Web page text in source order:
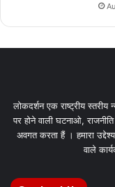
लोकदर्शन एक राष्ट्रीय स्तरीय
पर होने वाली घटनाओ,
अवगत करता हैं । हमारा
वाले